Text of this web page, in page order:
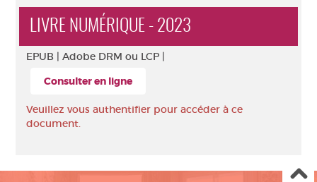
LIVRE NUMÉRIQUE - 2023
EPUB | Adobe DRM ou LCP |
Consulter en ligne
Veuillez vous authentifier pour accéder à ce
document.